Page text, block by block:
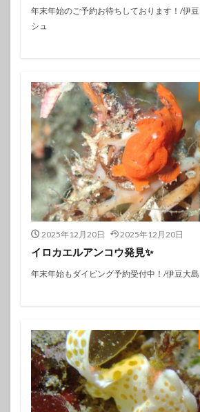
年末年始のご予約お待ちしております！/伊
シュ
2025年12月20日 2025年12月20日
イロカエルアンコウ発見✨️
年末年始もダイビング予約受付中！/伊豆大